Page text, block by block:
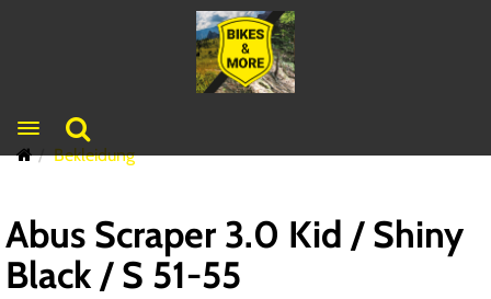
Toggle navigation
Bekleidung
Abus Scraper 3.0 Kid / Shiny
Black / S 51-55